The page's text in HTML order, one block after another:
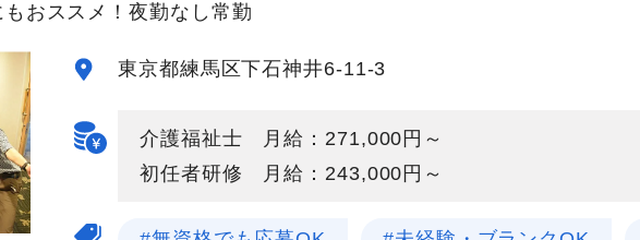
おススメ！夜勤なし常勤
東京都練馬区下石神井6-11-3
介護福祉士 月給：271,000円～
初任者研修 月給：243,000円～